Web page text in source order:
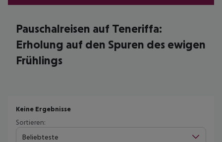
Pauschalreisen auf Teneriffa:
Erholung auf den Spuren des ewigen
Frühlings
Keine Ergebnisse
Sortieren:
Beliebteste